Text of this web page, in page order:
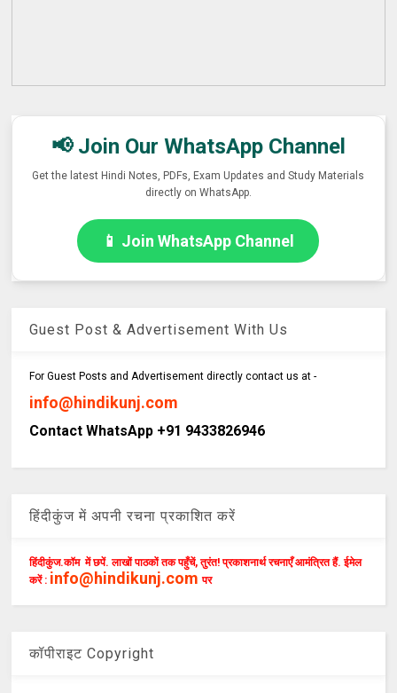
📢 Join Our WhatsApp Channel
Get the latest Hindi Notes, PDFs, Exam Updates and Study Materials
directly on WhatsApp.
📱 Join WhatsApp Channel
Guest Post & Advertisement With Us
For Guest Posts and Advertisement directly contact us at -
info@hindikunj.com
Contact WhatsApp +91 9433826946
हिंदीकुंज में अपनी रचना प्रकाशित करें
हिंदीकुंज.कॉम में छपें. लाखों पाठकों तक पहुँचें, तुरंत! प्रकाशनार्थ रचनाएँ आमंत्रित हैं. ईमेल
करें : info@hindikunj.com पर
कॉपीराइट Copyright